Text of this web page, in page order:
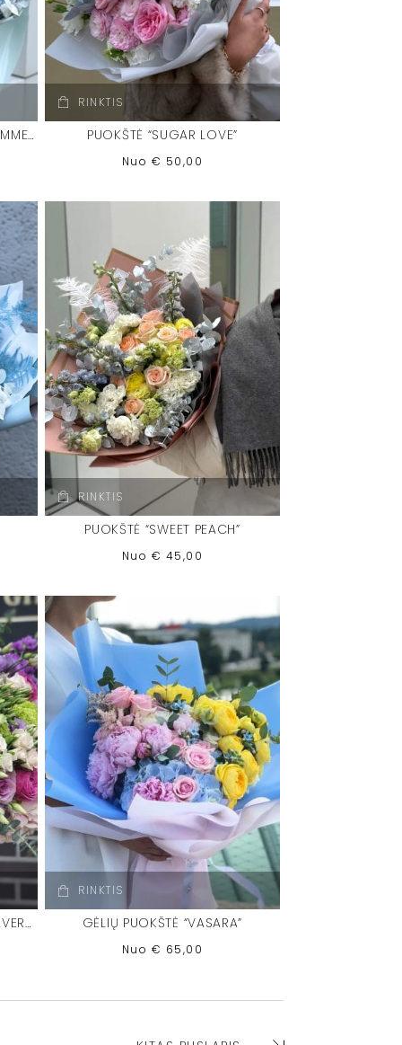
GĖLIŲ PUOKŠTĖ “BLOOMING SUMMER”
RINKTIS
PUOKŠTĖ “SUGAR LOVE”
Nuo € 50,00
RINKTIS
PUOKŠTĖ “SWEET PEACH”
Nuo € 45,00
GĖLIŲ PUOKŠTĖ “SUMMER PRIMAVERA”
RINKTIS
GĖLIŲ PUOKŠTĖ “VASARA”
Nuo € 65,00